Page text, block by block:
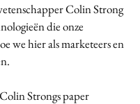
Colin Strong
die onze
we hier als marketeers en
Strongs paper